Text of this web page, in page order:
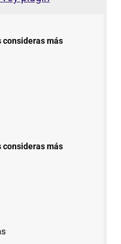
consideras más
consideras más